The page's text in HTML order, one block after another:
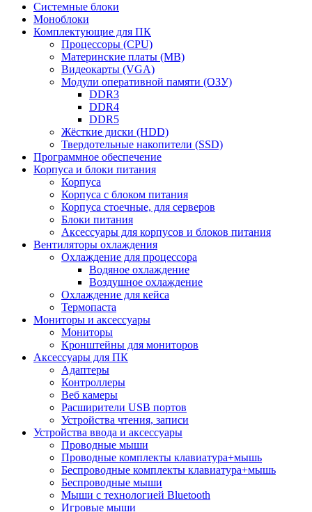
Системные блоки
Моноблоки
Комплектующие для ПК
Процессоры (CPU)
Материнские платы (MB)
Видеокарты (VGA)
Модули оперативной памяти (ОЗУ)
DDR3
DDR4
DDR5
Жёсткие диски (HDD)
Твердотельные накопители (SSD)
Программное обеспечение
Корпуса и блоки питания
Корпуса
Корпуса с блоком питания
Корпуса стоечные, для серверов
Блоки питания
Аксессуары для корпусов и блоков питания
Вентиляторы охлаждения
Охлаждение для процессора
Водяное охлаждение
Воздушное охлаждение
Охлаждение для кейса
Термопаста
Мониторы и аксессуары
Мониторы
Кронштейны для мониторов
Аксессуары для ПК
Адаптеры
Контроллеры
Веб камеры
Расширители USB портов
Устройства чтения, записи
Устройства ввода и аксессуары
Проводные мыши
Проводные комплекты клавиатура+мышь
Беспроводные комплекты клавиатура+мышь
Беспроводные мыши
Мыши с технологией Bluetooth
Игровые мыши